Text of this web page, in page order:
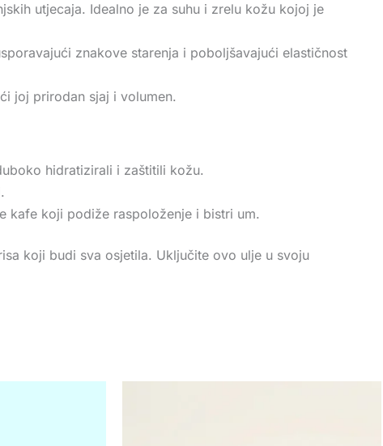
utjecaja. Idealno je za suhu i zrelu kožu kojoj je
znakove starenja i poboljšavajući elastičnost
joj prirodan sjaj i volumen.
hidratizirali i zaštitili kožu.
kafe koji podiže raspoloženje i bistri um.
koji budi sva osjetila. Uključite ovo ulje u svoju